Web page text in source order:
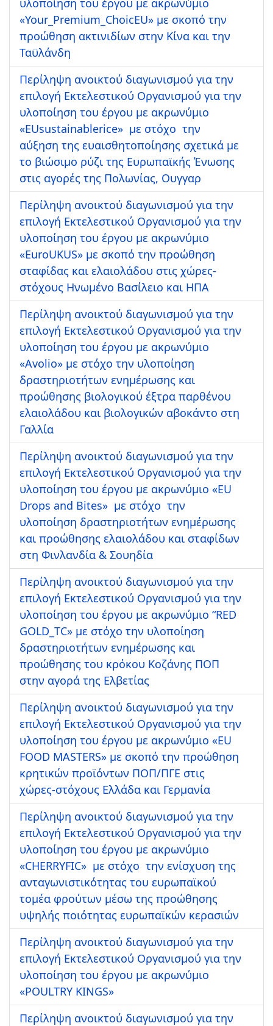
«Your_Premium_ChoicEU» με σκοπό την
προώθηση ακτινιδίων στην Κίνα και την
Ταϋλάνδη
Περίληψη ανοικτού διαγωνισμού για την
επιλογή Εκτελεστικού Οργανισμού για την
υλοποίηση του έργου με ακρωνύμιο
«EUsustainablerice» με στόχο την
αύξηση της ευαισθητοποίησης σχετικά με
το βιώσιμο ρύζι της Ευρωπαϊκής Ένωσης
στις αγορές της Πολωνίας, Ουγγαρ
Περίληψη ανοικτού διαγωνισμού για την
επιλογή Εκτελεστικού Οργανισμού για την
υλοποίηση του έργου με ακρωνύμιο
«ΕuroUKUS» με σκοπό την προώθηση
σταφίδας και ελαιολάδου στις χώρες-
στόχους Ηνωμένο Βασίλειο και ΗΠΑ
Περίληψη ανοικτού διαγωνισμού για την
επιλογή Εκτελεστικού Οργανισμού για την
υλοποίηση του έργου με ακρωνύμιο
«Avolio» με στόχο την υλοποίηση
δραστηριοτήτων ενημέρωσης και
προώθησης βιολογικού έξτρα παρθένου
ελαιολάδου και βιολογικών αβοκάντο στη
Γαλλία
Περίληψη ανοικτού διαγωνισμού για την
επιλογή Εκτελεστικού Οργανισμού για την
υλοποίηση του έργου με ακρωνύμιο «EU
Drops and Bites» με στόχο την
υλοποίηση δραστηριοτήτων ενημέρωσης
και προώθησης ελαιολάδου και σταφίδων
στη Φινλανδία & Σουηδία
Περίληψη ανοικτού διαγωνισμού για την
επιλογή Εκτελεστικού Οργανισμού για την
υλοποίηση του έργου με ακρωνύμιο “RED
GOLD_TC» με στόχο την υλοποίηση
δραστηριοτήτων ενημέρωσης και
προώθησης του κρόκου Κοζάνης ΠΟΠ
στην αγορά της Ελβετίας
Περίληψη ανοικτού διαγωνισμού για την
επιλογή Εκτελεστικού Οργανισμού για την
υλοποίηση του έργου με ακρωνύμιο «EU
FOOD MASTERS» με σκοπό την προώθηση
κρητικών προϊόντων ΠΟΠ/ΠΓΕ στις
χώρες-στόχους Ελλάδα και Γερμανία
Περίληψη ανοικτού διαγωνισμού για την
επιλογή Εκτελεστικού Οργανισμού για την
υλοποίηση του έργου με ακρωνύμιο
«CHERRYFIC» με στόχο την ενίσχυση της
ανταγωνιστικότητας του ευρωπαϊκού
τομέα φρούτων μέσω της προώθησης
υψηλής ποιότητας ευρωπαϊκών κερασιών
Περίληψη ανοικτού διαγωνισμού για την
επιλογή Εκτελεστικού Οργανισμού για την
υλοποίηση του έργου με ακρωνύμιο
«POULTRY KINGS»
Περίληψη ανοικτού διαγωνισμού για την